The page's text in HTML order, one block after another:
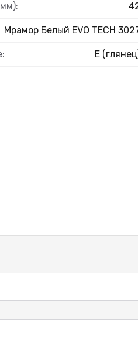
Мрамор Белый EVO TECH
E